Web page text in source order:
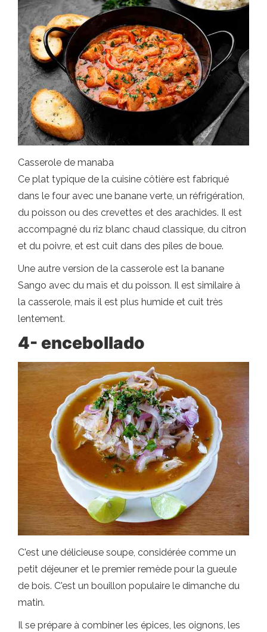
Casserole de manaba
Ce plat typique de la cuisine côtière est fabriqué
dans le four avec une banane verte, un réfrigération,
du poisson ou des crevettes et des arachides. Il est
accompagné du riz blanc chaud classique, du citron
et du poivre, et est cuit dans des piles de boue.
Une autre version de la casserole est la banane
Sango avec du maïs et du poisson. Il est similaire à
la casserole, mais il est plus humide et cuit très
lentement.
4- encebollado
C'est une délicieuse soupe, considérée comme un
petit déjeuner et le premier remède pour la gueule
de bois. C'est un bouillon populaire le dimanche du
matin.
Il se prépare à combiner les épices, les oignons, les